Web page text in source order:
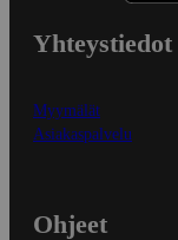
Yhteystiedot
Myymälät
Asiakaspalvelu
Ohjeet